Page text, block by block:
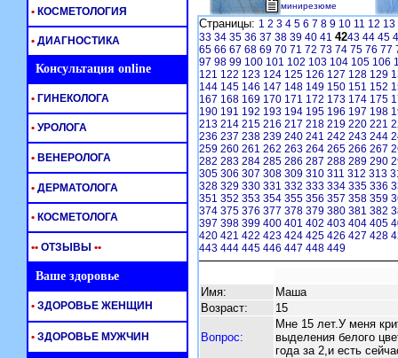
минирезюме
Страницы: 1 2 3 4 5 6 7 8 9 10 11 12 13
33 34 35 36 37 38 39 40 41 4243 44 45
65 66 67 68 69 70 71 72 73 74 75 76 77
97 98 99 100 101 102 103 104 105 106
121 122 123 124 125 126 127 128 129
144 145 146 147 148 149 150 151 152
167 168 169 170 171 172 173 174 175
190 191 192 193 194 195 196 197 198
213 214 215 216 217 218 219 220 221
236 237 238 239 240 241 242 243 244
259 260 261 262 263 264 265 266 267
282 283 284 285 286 287 288 289 290
305 306 307 308 309 310 311 312 313
328 329 330 331 332 333 334 335 336
351 352 353 354 355 356 357 358 359
374 375 376 377 378 379 380 381 382
397 398 399 400 401 402 403 404 405
420 421 422 423 424 425 426 427 428
443 444 445 446 447 448 449
Имя:
Маша
Возраст:
15
Вопрос:
Мне 15 лет.У меня
выделения белого
года за 2,и есть
• КОСМЕТОЛОГИЯ
• ДИАГНОСТИКА
Консультация online
• ГИНЕКОЛОГА
• УРОЛОГА
• ВЕНЕРОЛОГА
• ДЕРМАТОЛОГА
• КОСМЕТОЛОГА
•• ОТЗЫВЫ ••
Ваше здоровье
• ЗДОРОВЬЕ ЖЕНЩИН
• ЗДОРОВЬЕ МУЖЧИН